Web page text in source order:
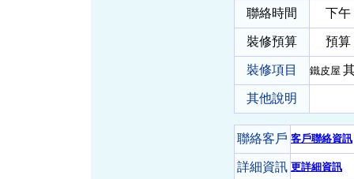
聯絡時間 下午
裝修預算 預算
裝修項目 鐵皮屋
其他說明
聯絡客戶 客戶聯絡資訊
詳細資訊 更詳細資訊